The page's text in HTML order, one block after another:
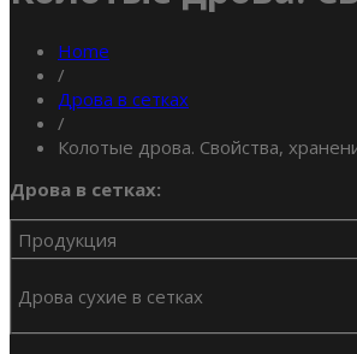
Home
/
Дрова в сетках
/
Колотые дрова. Свойства,
Дрова в сетках:
Продукция
Дрова сухие в сетках